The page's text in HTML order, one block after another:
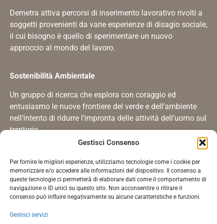
Gestisci Consenso
Per fornire le migliori esperienze, utilizziamo tecnologie come i cookie per
memorizzare e/o accedere alle informazioni del dispositivo. Il consenso a
queste tecnologie ci permetterà di elaborare dati come il comportamento di
navigazione o ID unici su questo sito. Non acconsentire o ritirare il
consenso può influire negativamente su alcune caratteristiche e funzioni.
Gestisci servizi
Demetra attiva percorsi di inserimento lavorativo rivolti a
soggetti provenienti da varie esperienze di disagio sociale,
il cui bisogno è quello di sperimentare un nuovo
approccio al mondo del lavoro.
Sostenibilità Ambientale
Un gruppo di ricerca che esplora con coraggio ed
entusiasmo le nuove frontiere del verde e dell’ambiente
nell’intento di ridurre l’impronta delle attività dell’uomo sul
territorio.
Certificazioni
Le certificazioni ISO 9001, ISO 14001 e ISO 45001
dimostrano che il sistema di gestione della qualità
dell’impresa è stato riconosciuto conforme ad uno
standard di eccellenza.